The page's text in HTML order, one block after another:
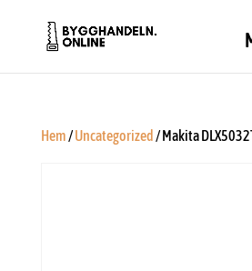
Hem/Uncategorized / Makita